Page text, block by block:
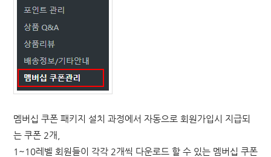
멤버십 쿠폰 패키지 설치 과정에서 자동으로 회원가입시 지급되
는 쿠폰 2개,
1~10레벨 회원들이 각각 2개씩 다운로드 할 수 있는 멤버십 쿠폰